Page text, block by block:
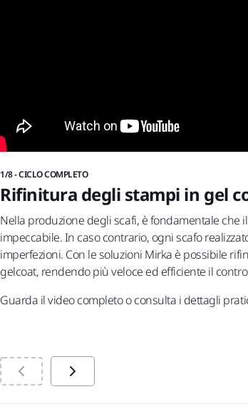
1/8 - CICLO COMPLETO
Rifinitura degli stampi in gel
Nella produzione degli scafi, è fondamentale
impeccabile. In caso contrario, ogni scafo
imperfezioni. Con le soluzioni Mirka è possibile
gelcoat, rendendo più veloce ed efficiente il
Guarda il video completo o consulta i dettagli